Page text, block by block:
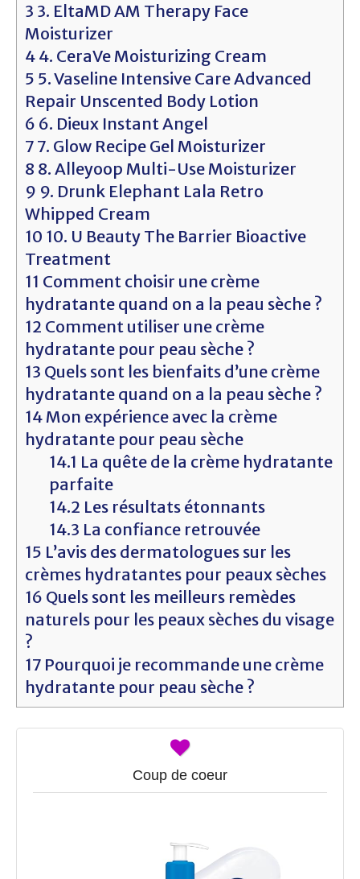
3 3. EltaMD AM Therapy Face
Moisturizer
4 4. CeraVe Moisturizing Cream
5 5. Vaseline Intensive Care Advanced
Repair Unscented Body Lotion
6 6. Dieux Instant Angel
7 7. Glow Recipe Gel Moisturizer
8 8. Alleyoop Multi-Use Moisturizer
9 9. Drunk Elephant Lala Retro
Whipped Cream
10 10. U Beauty The Barrier Bioactive
Treatment
11 Comment choisir une crème
hydratante quand on a la peau sèche ?
12 Comment utiliser une crème
hydratante pour peau sèche ?
13 Quels sont les bienfaits d’une crème
hydratante quand on a la peau sèche ?
14Mon expérience avec la crème
hydratante pour peau sèche
14.1 La quête de la crème hydratante
parfaite
14.2 Les résultats étonnants
14.3 La confiance retrouvée
15 L’avis des dermatologues sur les
crèmes hydratantes pour peaux sèches
16 Quels sont les meilleurs remèdes
naturels pour les peaux sèches du visage
?
17 Pourquoi je recommande une crème
hydratante pour peau sèche ?
Coup de coeur